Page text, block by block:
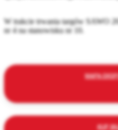
W trakcie trwania targów SAWO
nr 4 na stanowisku nr 10.
MAPA
KUP